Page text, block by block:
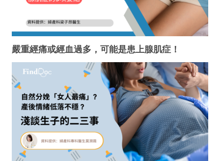
嚴重經痛或經血過多，可能是患上腺肌症！